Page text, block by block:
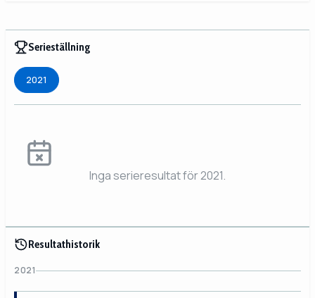
Serieställning
2021
Inga serieresultat för 2021.
Resultathistorik
2021